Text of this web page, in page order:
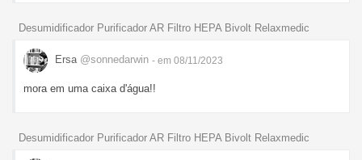
Desumidificador Purificador AR Filtro HEPA Bivolt Relaxmedic
Ersa @sonnedarwin - em 08/11/2023
mora em uma caixa d'água!!
Desumidificador Purificador AR Filtro HEPA Bivolt Relaxmedic